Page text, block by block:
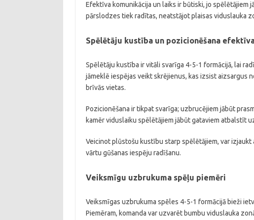
Efektīva komunikācija un laiks ir būtiski, jo spēlētājiem
pārslodzes tiek radītas, neatstājot plaisas viduslauka
Spēlētāju kustība un pozicionēšana
Spēlētāju kustība ir vitāli svarīga 4-5-1 formācijā, lai
jāmeklē iespējas veikt skrējienus, kas izsist aizsargus
brīvās vietas.
Pozicionēšana ir tikpat svarīga; uzbrucējiem jābūt
kamēr viduslaiku spēlētājiem jābūt gataviem atbalstīt
Veicinot plūstošu kustību starp spēlētājiem, var
vārtu gūšanas iespēju radīšanu.
Veiksmīgu uzbrukuma spēļu piemēri
Veiksmīgas uzbrukuma spēles 4-5-1 formācijā bieži
Piemēram, komanda var uzvarēt bumbu viduslauka